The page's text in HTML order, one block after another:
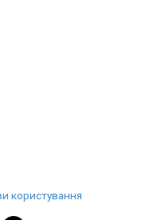
користування